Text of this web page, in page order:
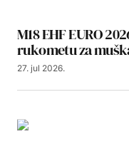
M18 EHF EURO
rukometu za
27. jul 2026.